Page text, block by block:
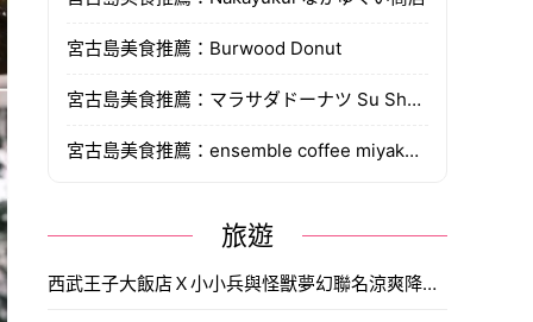
宮古島美食推薦：Burwood Donut
宮古島美食推薦：マラサダドーナツ Su She Maro
宮古島美食推薦：ensemble coffee miyakoisland
旅遊
西武王子大飯店Ｘ小小兵與怪獸夢幻聯名涼爽降臨，主題包房、雙層下午茶與爆漿香蕉蒙布朗，日本渡假消暑好選擇。